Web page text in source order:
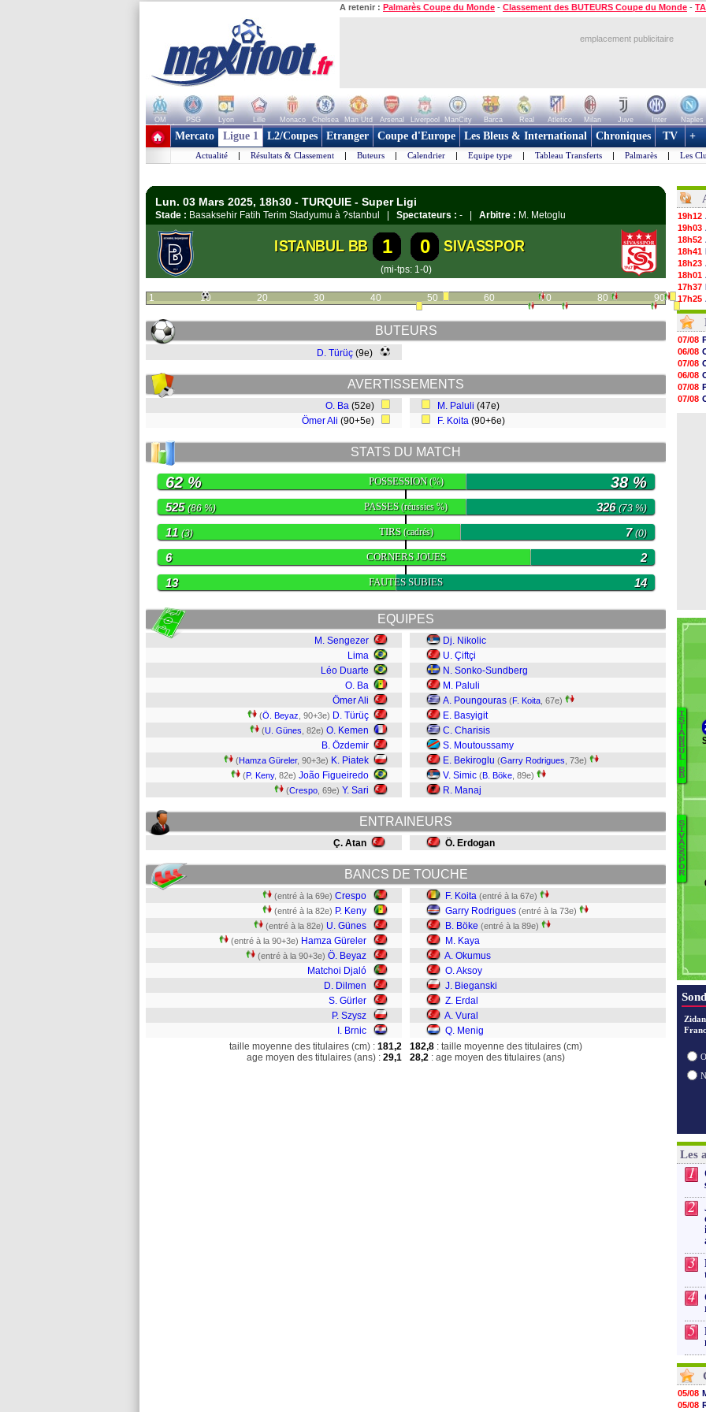
A retenir : Palmarès Coupe du Monde - Classement des BUTEURS Coupe du Monde -
emplacement publicitaire
OM PSG Lyon Lille Monaco Chelsea Man Utd Arsenal Liverpool ManCity Barca Real Atletico Milan Juve Inter Naples
+ de clubs
Mercato Ligue 1 L2/Coupes Etranger Coupe d'Europe Les Bleus & International Chroniques TV +
Actualité | Résultats & Classement | Buteurs | Calendrier | Equipe type | Tableau Transferts | Palmarès | Les
Lun. 03 Mars 2025, 18h30 - TURQUIE - Super Ligi
Stade : Basaksehir Fatih Terim Stadyumu à ?stanbul | Spectateurs : - | Arbitre : M. Metoglu
ISTANBUL BB 1 0 SIVASSPOR
(mi-tps: 1-0)
1 10 20 30 40 50 60 70 80 90
BUTEURS
D. Türüç (9e)
AVERTISSEMENTS
O. Ba (52e)
Ömer Ali (90+5e)
M. Paluli (47e)
F. Koita (90+6e)
STATS DU MATCH
POSSESSION(%)
62 % 38 %
PASSES(réussies %)
525(86 %) 326(73 %)
TIRS(cadrés)
11 (3) 7(0)
CORNERS JOUES
6 2
FAUTES SUBIES
13 14
EQUIPES
M. Sengezer
Lima
Léo Duarte
O. Ba
Ömer Ali
(Ö. Beyaz , 90+3e) D. Türüç
(U. Günes , 82e) O. Kemen
B. Özdemir
(Hamza Güreler, 90+3e) K. Piatek
(P. Keny, 82e) João Figueiredo
(Crespo , 69e) Y. Sari
Dj. Nikolic
U. Çiftçi
N. Sonko-Sundberg
M. Paluli
A. Poungouras (F. Koita , 67e)
E. Basyigit
C. Charisis
S. Moutoussamy
E. Bekiroglu (Garry Rodrigues , 73e)
V. Simic (B. Böke , 89e)
R. Manaj
ENTRAINEURS
Ç. Atan Ö. Erdogan
BANCS DE TOUCHE
(entré à la 69e) Crespo
(entré à la 82e) P. Keny
(entré à la 82e) U. Günes
(entré à la 90+3e) Hamza Güreler
(entré à la 90+3e) Ö. Beyaz
Matchoi Djaló
D. Dilmen
S. Gürler
P. Szysz
I. Brnic
F. Koita (entré à la 67e)
Garry Rodrigues (entré à la 73e)
B. Böke (entré à la 89e)
M. Kaya
A. Okumus
O. Aksoy
J. Bieganski
Z. Erdal
A. Vural
Q. Menig
taille moyenne des titulaires (cm) : 181,2
age moyen des titulaires (ans) : 29,1
182,8 : taille moyenne des titulaires (cm)
28,2 : age moyen des titulaires (ans)
19h12
19h03
18h52
18h41
18h23
18h01
17h37
17h25
17h08
16h55
16h31
16h11
16h06
15h48
15h41
15h21
15h14
07/08
06/08
07/08
06/08
07/08
07/08
I
S
T
A
N
B
U
L
B
B
S
I
V
A
S
S
P
O
R
Les
1
2
3
4
5
05/08
05/08